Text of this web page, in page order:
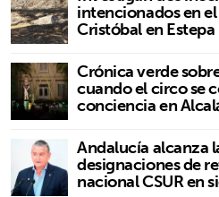
intencionados en
Cristóbal en Estepa
Crónica verde
cuando el circo se
conciencia en
Andalucía alcanza
designaciones de
nacional CSUR en